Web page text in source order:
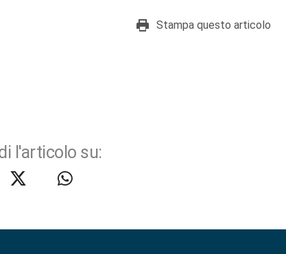
Stampa questo articolo
l'articolo su: